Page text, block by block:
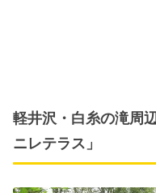
軽井沢・白糸の滝周
ニレテラス」